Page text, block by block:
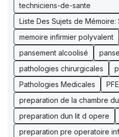
techniciens-de-sante
Liste Des Sujets de Mémoire:
memoire infirmier polyvalent
pansement alcoolisé
pathologies chirurgicales
Pathologies Medicales
preparation de la chambre
preparation dun lit d opere
preparation pre operatoire